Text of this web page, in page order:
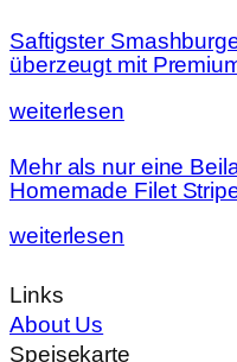
Saftigster
überzeugt mit
weiterlesen
Mehr als nur eine
Homemade Filet
weiterlesen
Links
About Us
Speisekarte